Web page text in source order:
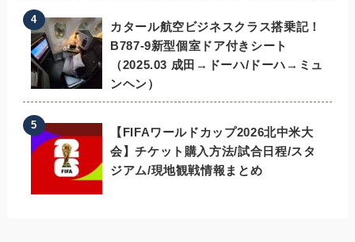
カタール航空ビジネスクラス搭乗記！
B787-9新型個室ドア付きシート
（2025.03 成田→ドーハ/ドーハ→ミュ
ンヘン）
【FIFAワールドカップ2026北中米大
会】チケット購入方法/試合日程/スタ
ジアム/現地観戦情報まとめ